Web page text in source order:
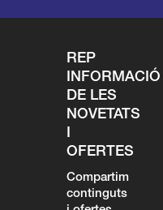
REP
INFORMACIÓ
DE LES
NOVETATS
I
OFERTES
Compartim
continguts